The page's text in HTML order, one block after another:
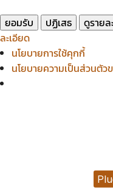
ยอมรับ ปฏิเสธ ดูรายล
ละเอียด
นโยบายการใช้คุกกี้
นโยบายความเป็นส่วนตัว